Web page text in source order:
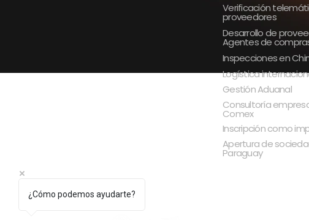
Verificación
proveedores
Desarrollo de
Agentes de
Inspecciones en
Logística
Gestión Aduanal
Consultoría
Comex
Inscripción como
Apertura de
Paraguay
¿Cómo podemos ayudarte?